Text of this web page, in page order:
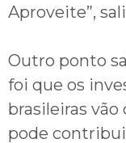
Aproveite”,
Outro ponto
foi que os
brasileiras vão
pode